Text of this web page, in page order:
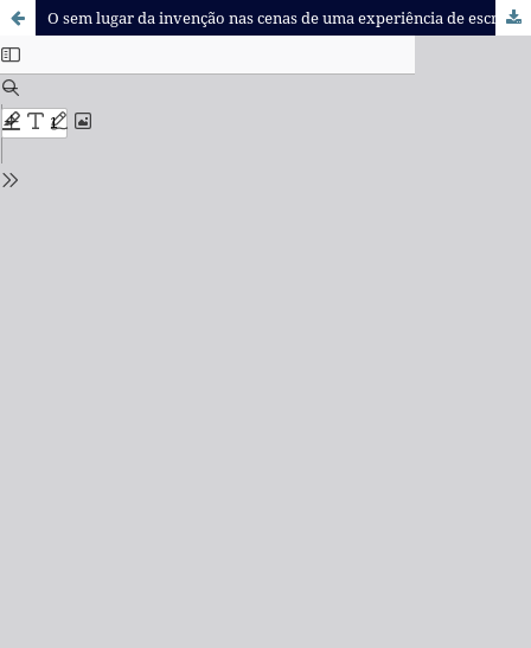
O sem lugar da invenção nas cenas de uma experiência de escrileitura